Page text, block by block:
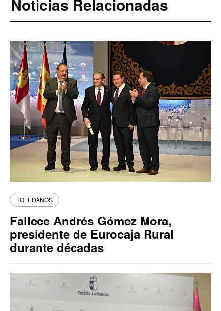
Noticias Relacionadas
TOLEDANOS
Fallece Andrés Gómez Mora,
presidente de Eurocaja Rural
durante décadas